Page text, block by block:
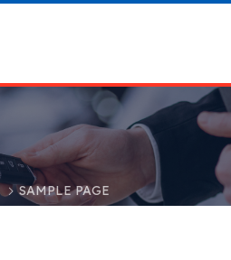
SAMPLE PAGE